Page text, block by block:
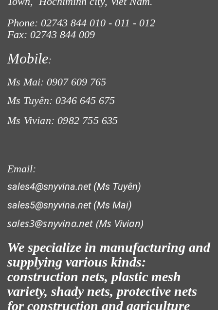
Phone: 02743 844 010 - 011 - 012
Fax: 02743 844 009
Mobile:
Ms Mai: 0907 609 765
Ms Tuyên: 0346 645 675
Ms Vivian: 0982 755 635
Email:
sales4@snyvina.net (Ms Tuyên)
sales5@snyvina.net (Ms Mai)
sales3@snyvina.net (Ms Vivian)
We specialize in manufacturing and
supplying various kinds:
construction nets, plastic mesh
variety, shady nets, protective nets
for construction and agriculture